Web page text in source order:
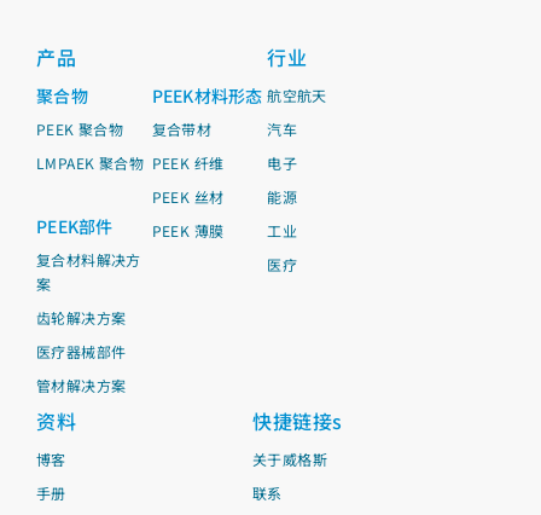
产品
聚合物
PEEK 聚合物
LMPAEK 聚合物
PEEK部件
复合材料解决方
案
齿轮解决方案
医疗器械部件
管材解决方案
PEEK材料形态
复合带材
PEEK 纤维
PEEK 丝材
PEEK 薄膜
行业
航空航天
汽车
电子
能源
工业
医疗
资料
博客
手册
快捷链接s
关于威格斯
联系